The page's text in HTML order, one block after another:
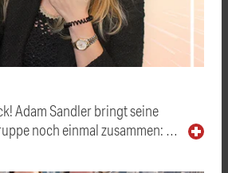
Adam Sandler bringt seine
noch einmal zusammen: …